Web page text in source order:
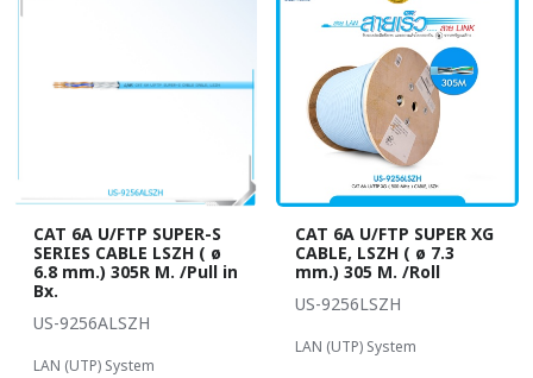
CAT 6A U/FTP SUPER-S
SERIES CABLE LSZH ( ø
6.8 mm.) 305R M. /Pull in
Bx.
US-9256ALSZH
LAN (UTP) System
CAT 6A U/FTP SUPER XG
CABLE, LSZH ( ø 7.3
mm.) 305 M. /Roll
US-9256LSZH
LAN (UTP) System